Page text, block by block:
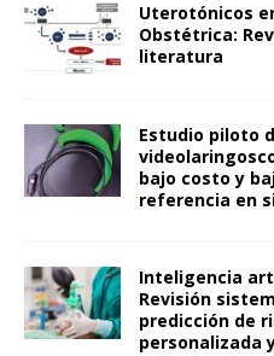
Uterotónicos
Obstétrica:
literatura
Estudio piloto
bajo costo y
referencia en
Inteligencia
Revisión
predicción de
personalizada